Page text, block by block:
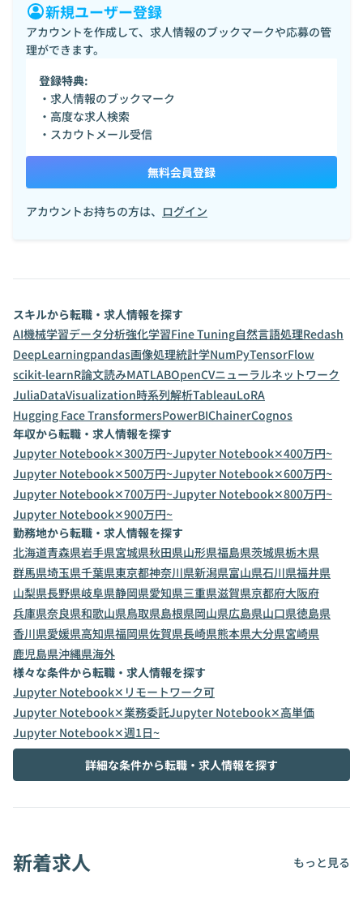
新規ユーザー登録
アカウントを作成して、求人情報のブックマークや応募の管
理ができます。
登録特典:
・求人情報のブックマーク
・高度な求人検索
・スカウトメール受信
無料会員登録
アカウントお持ちの方は、 ログイン
スキルから転職・求人情報を探す
AI機械学習データ分析強化学習Fine Tuning自然言語処理Redash
DeepLearningpandas画像処理統計学NumPyTensorFlow
scikit-learnR論文読みMATLABOpenCVニューラルネットワーク
JuliaDataVisualization時系列解析TableauLoRA
Hugging Face TransformersPowerBIChainerCognos
年収から転職・求人情報を探す
Jupyter Notebook✕300万円~Jupyter Notebook✕400万円~
Jupyter Notebook✕500万円~Jupyter Notebook✕600万円~
Jupyter Notebook✕700万円~Jupyter Notebook✕800万円~
Jupyter Notebook✕900万円~
勤務地から転職・求人情報を探す
北海道青森県岩手県宮城県秋田県山形県福島県茨城県栃木県
群馬県埼玉県千葉県東京都神奈川県新潟県富山県石川県福井県
山梨県長野県岐阜県静岡県愛知県三重県滋賀県京都府大阪府
兵庫県奈良県和歌山県鳥取県島根県岡山県広島県山口県徳島県
香川県愛媛県高知県福岡県佐賀県長崎県熊本県大分県宮崎県
鹿児島県沖縄県海外
様々な条件から転職・求人情報を探す
Jupyter Notebook✕リモートワーク可
Jupyter Notebook✕業務委託Jupyter Notebook✕高単価
Jupyter Notebook✕週1日~
詳細な条件から転職・求人情報を探す
新着求人 もっと見る